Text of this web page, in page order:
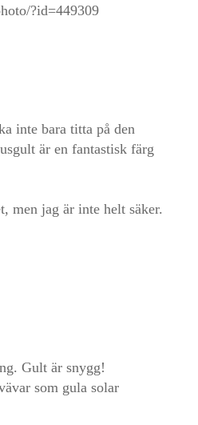
?id=449309
inte bara titta på den
är en fantastisk färg
men jag är inte helt säker.
Gult är snygg!
som gula solar